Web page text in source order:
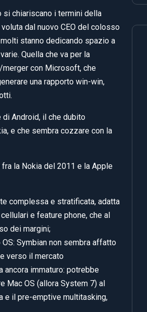
si chiariscano i termini della
dal nuovo CEO del colosso
stanno dedicando spazio a
Quella che va per la
con Microsoft, che
una rapporto win-win,
di Android, il che dubito
e che sembra cozzare con la
la Nokia del 2011 e la Apple
complessa e stratificata, adatta
e feature phone, che al
dei margini;
OS: Symbian non sembra affatto
verso il mercato
ancora immaturo: potrebbe
Mac OS (allora System 7) al
e il pre-emptive multitasking,